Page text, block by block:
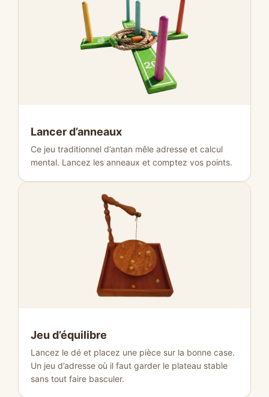
Lancer d’anneaux
Ce jeu traditionnel d’antan mêle adresse et calcul
mental. Lancez les anneaux et comptez vos points.
Jeu d’équilibre
Lancez le dé et placez une pièce sur la bonne case.
Un jeu d’adresse où il faut garder le plateau stable
sans tout faire basculer.